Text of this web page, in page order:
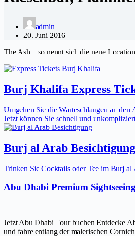
admin
20. Juni 2016
The Ash – so nennt sich die neue
Burj Khalifa Express
Umgehen Sie die Warteschlangen an
Jetzt können Sie schnell und
Burj al Arab Besichtigung
Trinken Sie Cocktails oder Tee im Burj
Abu Dhabi Premium
Jetzt Abu Dhabi Tour buchen Entdecke
und fahre entlang der malerischen